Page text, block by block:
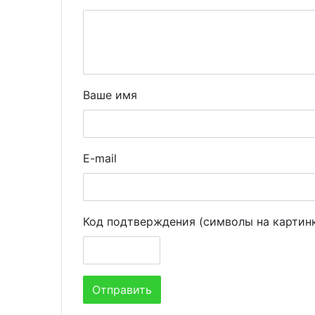
Ваше имя
E-mail
Код подтверждения (символы на